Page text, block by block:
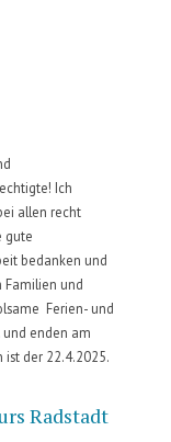
Ich
allen recht
gute
bedanken und
und
Ferien- und
und enden am
ist der 22.4.2025.
Radstadt